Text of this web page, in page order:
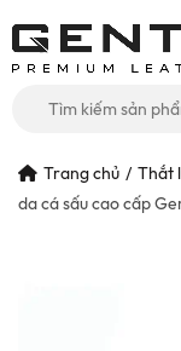
cho:
Trang chủ Thắt
da cá sấu cao cấp